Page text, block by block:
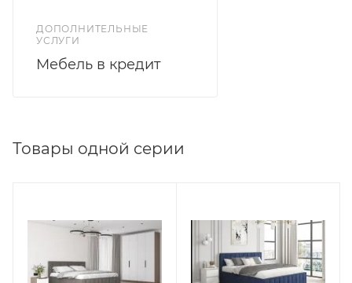
ДОПОЛНИТЕЛЬНЫЕ
УСЛУГИ
Мебель в кредит
Товары одной серии